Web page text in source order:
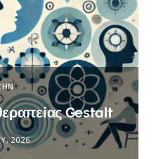
Gestalt
2026